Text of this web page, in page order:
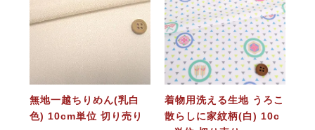
無地一越ちりめん(乳白
色) 10cm単位 切り売り
着物用洗える生地 うろこ
散らしに家紋柄(白) 10c